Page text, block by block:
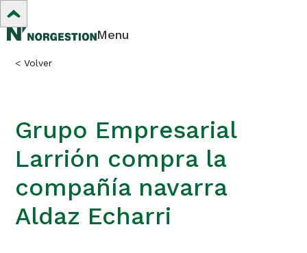
Menu
< Volver
Grupo Empresarial
Larrión compra la
compañía navarra
Aldaz Echarri